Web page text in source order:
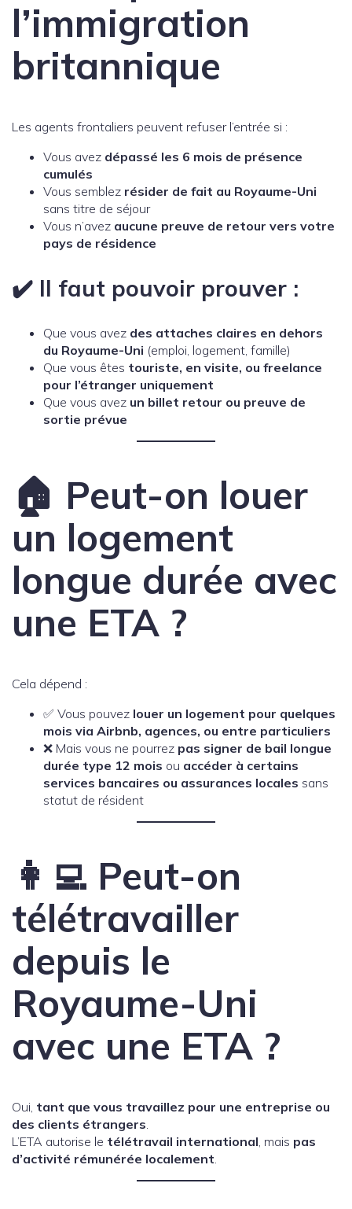
l’immigration
britannique
Les agents frontaliers peuvent refuser l’entrée si :
Vous avez dépassé les 6 mois de présence
cumulés
Vous semblez résider de fait au Royaume-Uni
sans titre de séjour
Vous n’avez aucune preuve de retour vers votre
pays de résidence
✔️ Il faut pouvoir prouver :
Que vous avez des attaches claires en dehors
du Royaume-Uni (emploi, logement, famille)
Que vous êtes touriste, en visite, ou freelance
pour l’étranger uniquement
Que vous avez un billet retour ou preuve de
sortie prévue
🏠 Peut-on louer
un logement
longue durée avec
une ETA ?
Cela dépend :
✅ Vous pouvez louer un logement pour quelques
mois via Airbnb, agences, ou entre particuliers
❌ Mais vous ne pourrez pas signer de bail longue
durée type 12 mois ou accéder à certains
services bancaires ou assurances locales sans
statut de résident
👩‍💻 Peut-on
télétravailler
depuis le
Royaume-Uni
avec une ETA ?
Oui, tant que vous travaillez pour une entreprise ou
des clients étrangers
L’ETA autorise le télétravail international , mais pas
d’activité rémunérée localement